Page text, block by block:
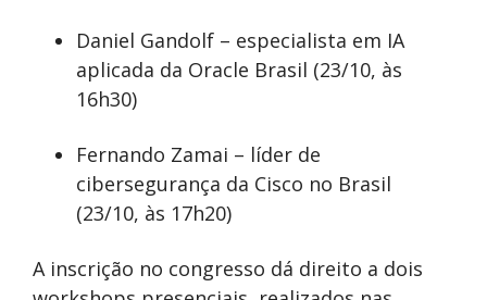
Daniel Gandolf – especialista em IA
aplicada da Oracle Brasil (23/10, às
16h30)
Fernando Zamai – líder de
cibersegurança da Cisco no Brasil
(23/10, às 17h20)
A inscrição no congresso dá direito a dois